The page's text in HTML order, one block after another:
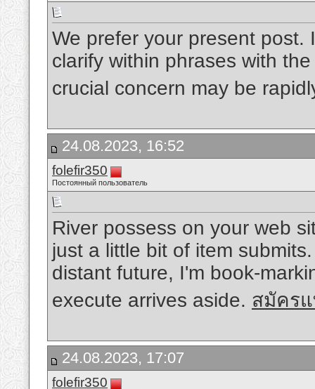
We prefer your present
clarify within phrases with
crucial concern may be
24.08.2023, 16:52
folefir350
Постоянный пользователь
River possess on your web
just a little bit of item
distant future, I'm book-
execute arrives aside. สมัคร
24.08.2023, 17:07
folefir350